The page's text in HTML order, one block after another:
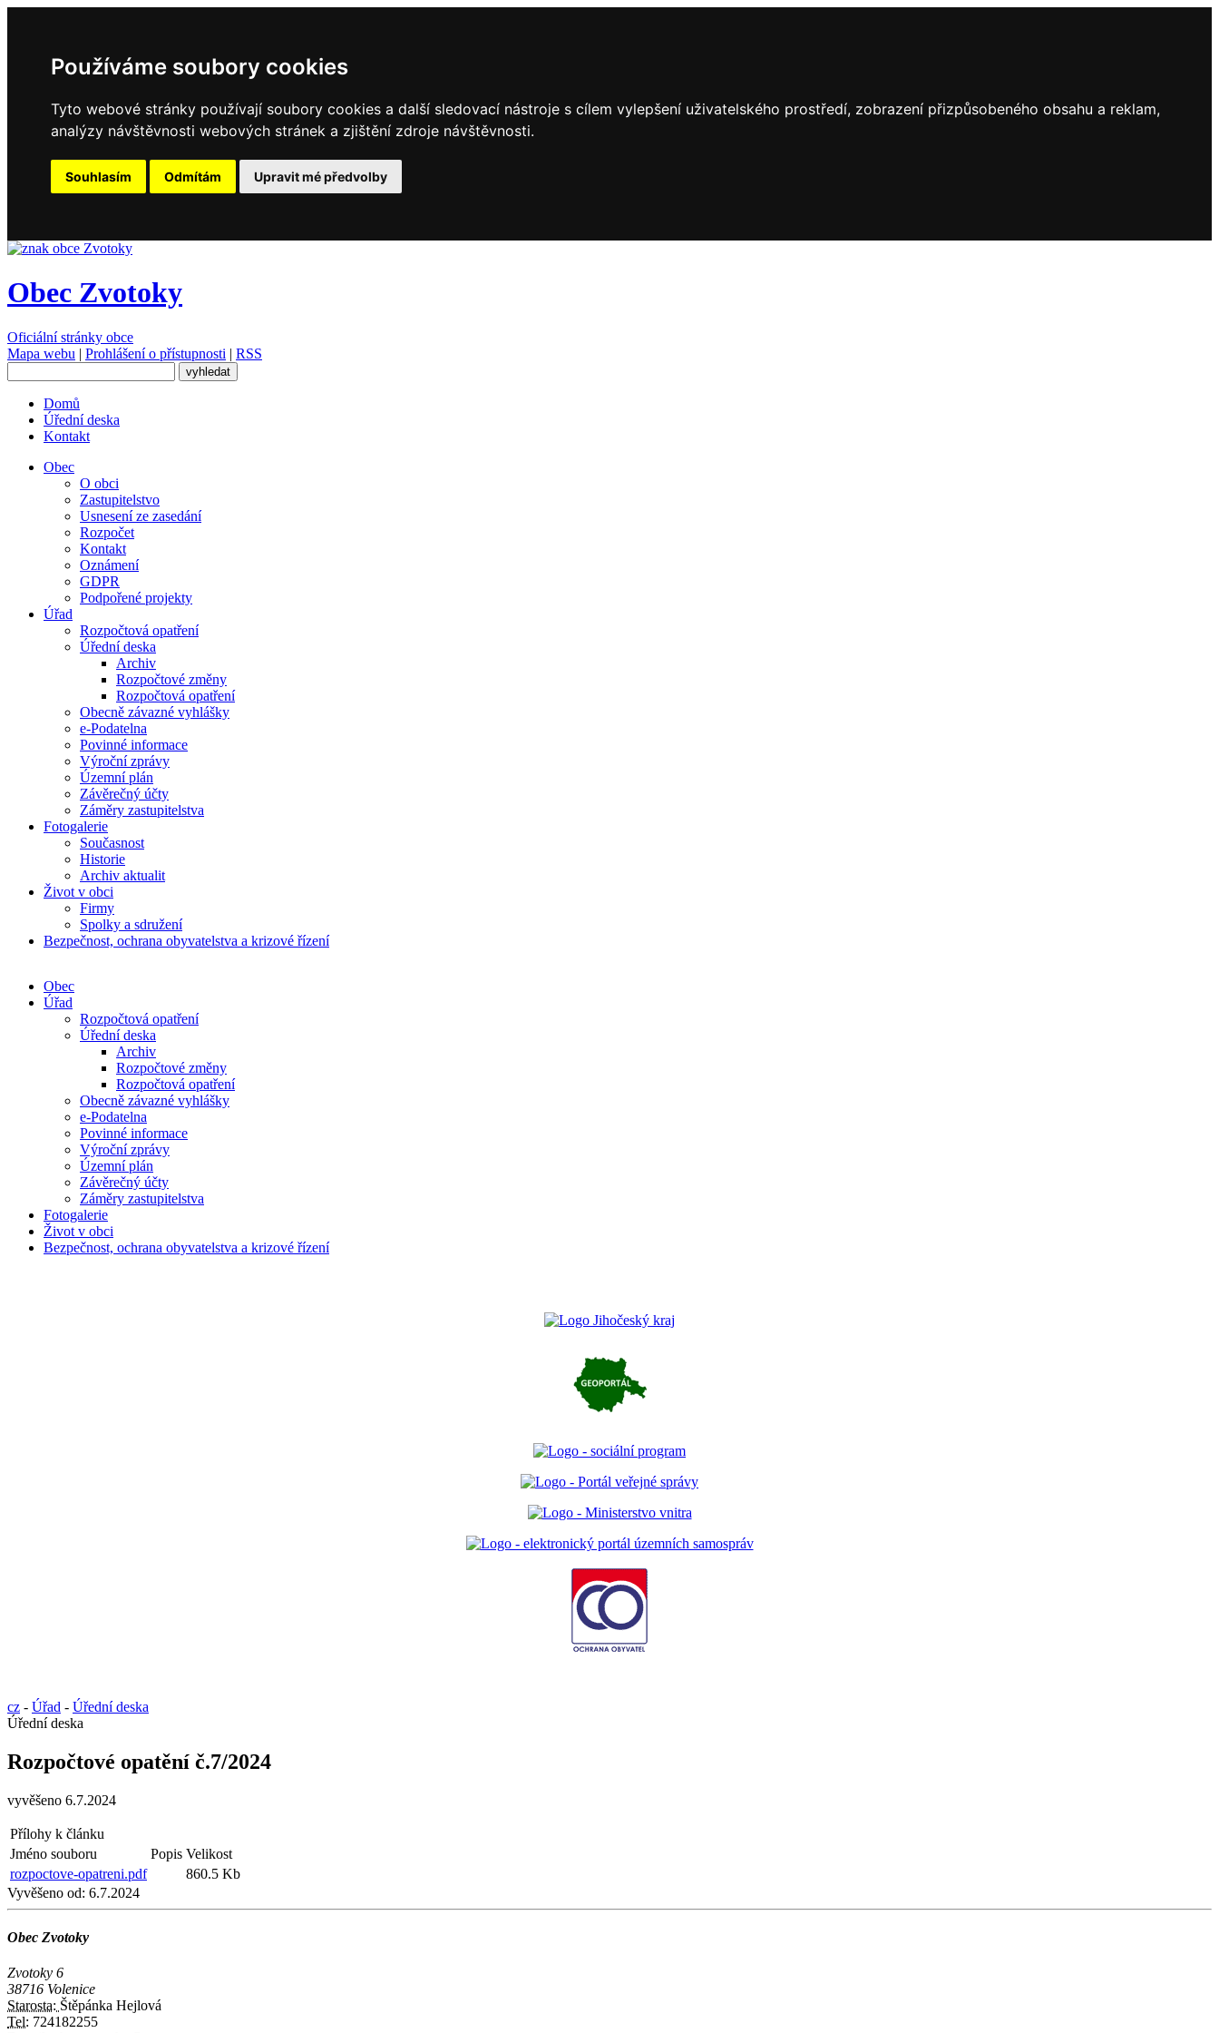
Používáme soubory cookies
Tyto webové stránky používají soubory cookies a další sledovací nástroje s cílem vylepšení uživatelského prostředí, zobrazení přizpůsobeného obsahu a reklam,
analýzy návštěvnosti webových stránek a zjištění zdroje návštěvnosti.
Souhlasím Odmítám Upravit mé předvolby
Obec Zvotoky
Oficiální stránky obce
Mapa webu | Prohlášení o přístupnosti | RSS
Domů
Úřední deska
Kontakt
Obec
O obci
Zastupitelstvo
Usnesení ze zasedání
Rozpočet
Kontakt
Oznámení
GDPR
Podpořené projekty
Úřad
Rozpočtová opatření
Úřední deska
Archiv
Rozpočtové změny
Rozpočtová opatření
Obecně závazné vyhlášky
e-Podatelna
Povinné informace
Výroční zprávy
Územní plán
Závěrečný účty
Záměry zastupitelstva
Fotogalerie
Současnost
Historie
Archiv aktualit
Život v obci
Firmy
Spolky a sdružení
Bezpečnost, ochrana obyvatelstva a krizové řízení
Obec
Úřad
Rozpočtová opatření
Úřední deska
Archiv
Rozpočtové změny
Rozpočtová opatření
Obecně závazné vyhlášky
e-Podatelna
Povinné informace
Výroční zprávy
Územní plán
Závěrečný účty
Záměry zastupitelstva
Fotogalerie
Život v obci
Bezpečnost, ochrana obyvatelstva a krizové řízení
cz - Úřad - Úřední deska
Úřední deska
Rozpočtové opatění č.7/2024
vyvěšeno 6.7.2024
Přílohy k článku
Jméno souboru
Popis Velikost
rozpoctove-opatreni.pdf
860.5 Kb
Vyvěšeno od: 6.7.2024
Obec Zvotoky
Zvotoky 6
38716 Volenice
Starosta: Štěpánka Hejlová
Tel: 724182255